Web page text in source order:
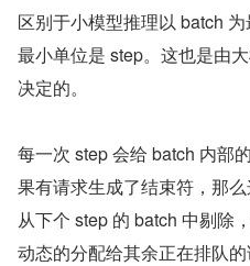
区别于小模型推理以 batch
最小单位是 step。这也是由
决定的。
每一次 step 会给 batch 内部
果有请求生成了结束符，那
从下个 step 的 batch 中剔除
动态的分配给其余正在排队